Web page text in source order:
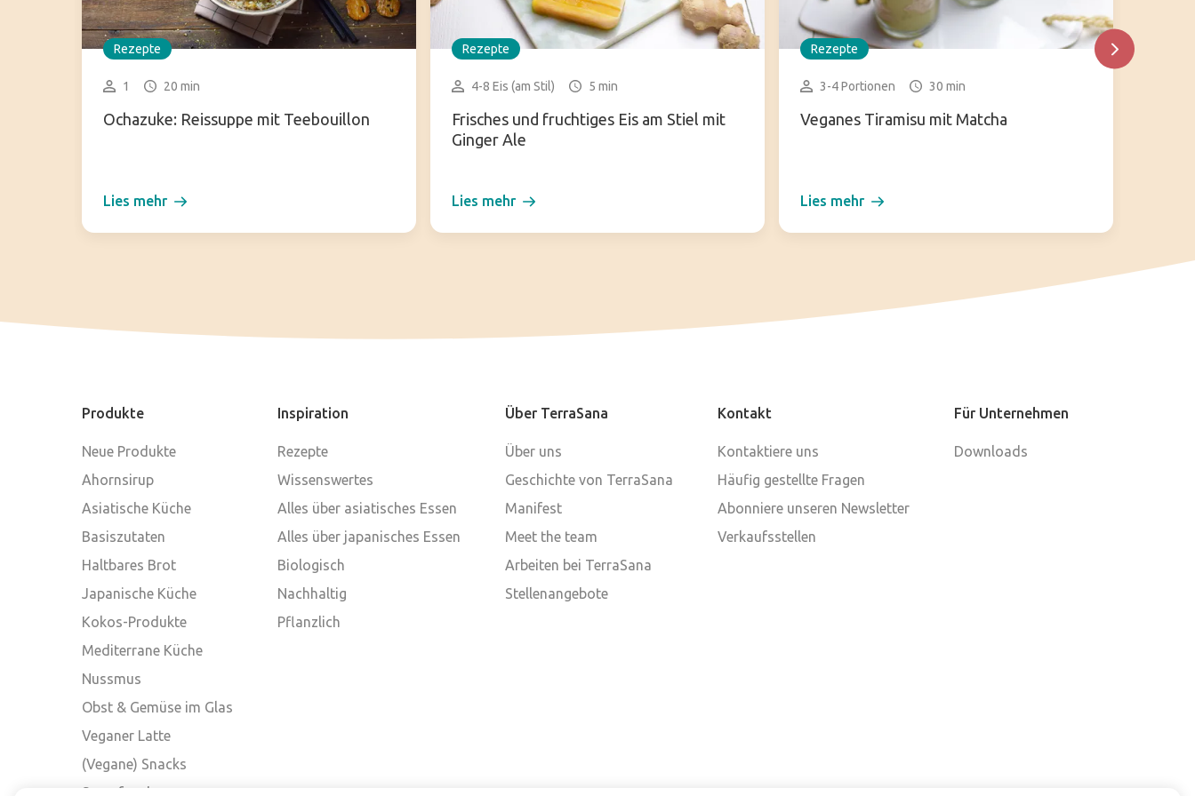
Rezepte
1 20 min
Ochazuke: Reissuppe mit Teebouillon
Lies mehr
Rezepte
4-8 Eis (am Stil) 5 min
Frisches und fruchtiges Eis am Stiel mit
Ginger Ale
Lies mehr
Rezepte
3-4 Portionen 30 min
Veganes Tiramisu mit Matcha
Lies mehr
Produkte
Neue Produkte
Ahornsirup
Asiatische Küche
Basiszutaten
Haltbares Brot
Japanische Küche
Kokos-Produkte
Mediterrane Küche
Nussmus
Obst & Gemüse im Glas
Veganer Latte
(Vegane) Snacks
Superfood
Inspiration
Rezepte
Wissenswertes
Alles über asiatisches Essen
Alles über japanisches Essen
Biologisch
Nachhaltig
Pflanzlich
Über TerraSana
Über uns
Geschichte von TerraSana
Manifest
Meet the team
Arbeiten bei TerraSana
Stellenangebote
Kontakt
Kontaktiere uns
Häufig gestellte Fragen
Abonniere unseren Newsletter
Verkaufsstellen
Für Unternehmen
Downloads